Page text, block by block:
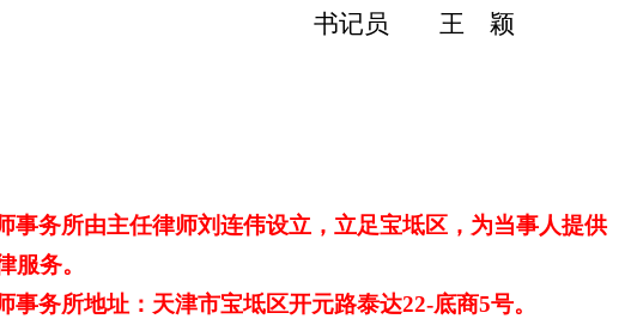
书记员 王 颖
事务所由主任律师刘连伟设立，立足宝坻区，为当事人提供
服务。
事务所地址：天津市宝坻区开元路泰达22-底商5号。